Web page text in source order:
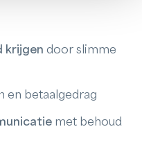
krijgen door slimme
en betaalgedrag
met behoud